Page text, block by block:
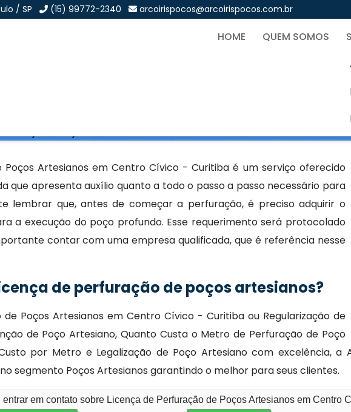
/ SP (15) 99772-2340 arcoirispocos@arcoirispocos.com.br
HOME QUEM SOMOS
de Poços Artesianos em
Poços Artesianos em Centro Cívico - Curitiba é um serviço oferecido
que apresenta auxílio quanto a todo o passo a passo necessário para
lembrar que, antes de começar a perfuração, é preciso adquirir o
a execução do poço profundo. Esse requerimento será protocolado
contar com uma empresa qualificada, que é referência nesse
de perfuração de poços artesianos?
de Poços Artesianos em Centro Cívico - Curitiba ou Regularização de
de Poço Artesiano, Quanto Custa o Metro de Perfuração de Poço
por Metro e Legalização de Poço Artesiano com excelência, a
segmento Poços Artesianos garantindo o melhor para seus clientes.
em contato sobre Licença de Perfuração de Poços Artesianos em Centro